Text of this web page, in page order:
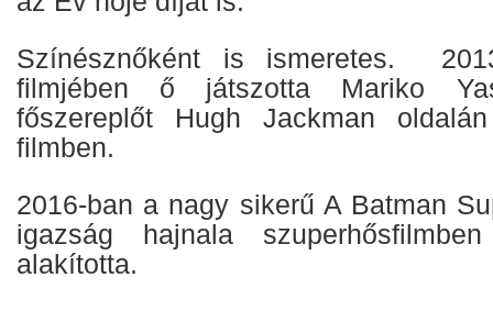
Színésznőként is ismeretes.
filmjében ő játszotta Mariko
főszereplőt Hugh Jackman
filmben.
2016-ban a nagy sikerű A Batman
igazság hajnala
alakította.